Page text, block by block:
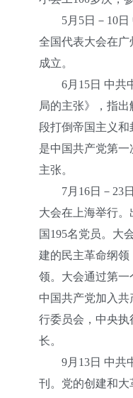
5月5日－10日
全国代表大会在广
成立。
6月15日 中共中
局的主张》，指
段打倒帝国主义
是中国共产党第
主张。
7月16日－23日
大会在上海举行
国195名党员。大
建的民主革命纲领
领。大会通过第
中国共产党加入
行委员会，中央执
长。
9月13日 中共中
刊。党的创建和大